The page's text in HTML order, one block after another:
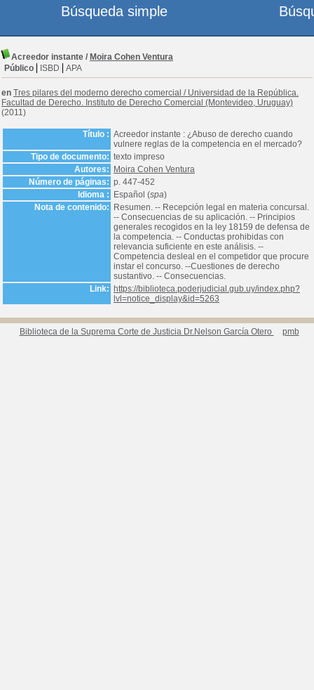
Acreedor instante / Moira Cohen Ventura
Público
ISBD APA
en Tres pilares del moderno derecho comercial / Universidad de la República.
Facultad de Derecho. Instituto de Derecho Comercial (Montevideo, Uruguay)
(2011)
Título : Acreedor instante : ¿Abuso de derecho cuando
vulnere reglas de la competencia en el mercado?
Tipo de documento: texto impreso
Autores:
Moira Cohen Ventura
Número de páginas: p. 447-452
Idioma :
Español (spa)
Nota de contenido:
Resumen. -- Recepción legal en materia concursal.
-- Consecuencias de su aplicación. -- Principios
generales recogidos en la ley 18159 de defensa de
la competencia. -- Conductas prohibidas con
relevancia suficiente en este análisis. --
Competencia desleal en el competidor que procure
instar el concurso. --Cuestiones de derecho
sustantivo. -- Consecuencias.
Link:
https://biblioteca.poderjudicial.gub.uy/index.php?
lvl=notice_display&id=5263
Biblioteca de la Suprema Corte de Justicia Dr.Nelson García Otero pmb
Búsqueda simple